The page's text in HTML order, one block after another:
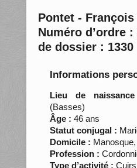
Pontet -
Numéro d’ordre
de dossier : 1330
Informations
Lieu de
(Basses)
Âge : 46 ans
Statut conjugal :
Domicile :
Profession :
Type d’activité :